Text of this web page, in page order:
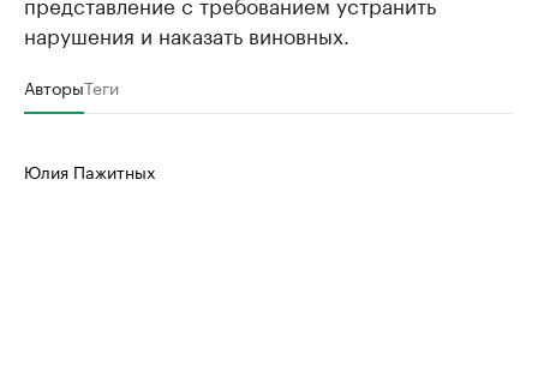
нарушения и наказать виновных.
АвторыТеги
Юлия Пажитных